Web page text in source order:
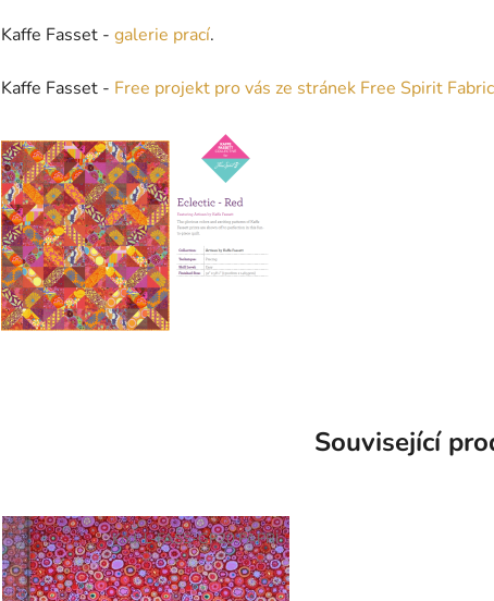
Kaffe Fasset - galerie prací.
Kaffe Fasset - Free projekt pro vás ze stránek Free Spirit
Související
Kód:L-FASS-GP20.PAPRI